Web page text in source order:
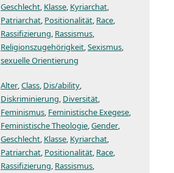
Geschlecht Klasse Kyriarchat
Patriarchat Positionalität Race
Rassifizierung Rassismus
Religionszugehörigkeit Sexismus
sexuelle Orientierung
Alter Class Dis/ability
Diskriminierung Diversität
Feminismus Feministische Exegese
Feministische Theologie Gender
Geschlecht Klasse Kyriarchat
Patriarchat Positionalität Race
Rassifizierung Rassismus